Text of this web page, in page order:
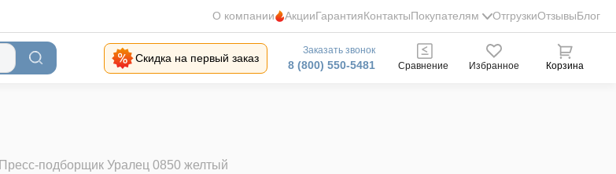
О компании АкцииГарантияКонтактыПокупателям ОтгрузкиОтзывыБлог
Скидка на первый заказ
Заказать звонок
8 (800) 550-5481 Сравнение Избранное Корзина
Пресс-подборщик Уралец 0850 желтый